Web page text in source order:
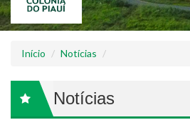
Início Notícias
Notícias